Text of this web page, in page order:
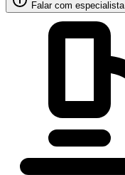
Falar com especialista